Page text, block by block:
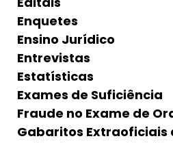
Enquetes
Ensino Jurídico
Entrevistas
Estatísticas
Exames de Suficiência
Fraude no Exame de
Gabaritos Extraoficiais